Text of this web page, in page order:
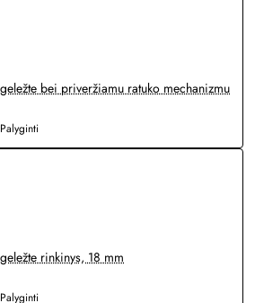
bei priveržiamu ratuko mechanizmu
Palyginti
rinkinys, 18 mm
Palyginti